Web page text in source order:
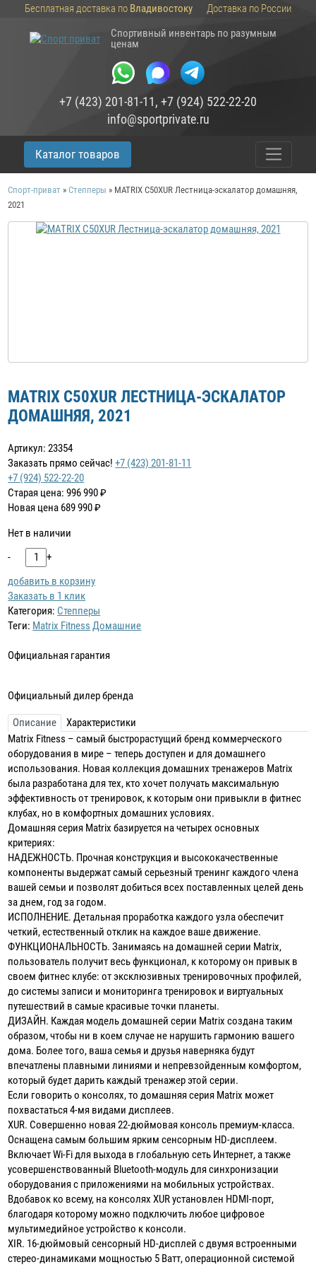
Бесплатная доставка по Владивостоку
Доставка по России
Спортивный инвентарь по разумным
ценам
+7 (423) 201-81-11, +7 (924) 522-22-20
info@sportprivate.ru
Каталог товаров
Спорт-приват »Степперы » MATRIX C50XUR Лестница-эскалатор домашняя,
2021
MATRIX C50XUR ЛЕСТНИЦА-ЭСКАЛАТОР
ДОМАШНЯЯ, 2021
Артикул: 23354
Заказать прямо сейчас! +7 (423) 201-81-11
+7 (924) 522-22-20
Старая цена: 996 990₽
Новая цена 689 990₽
Нет в наличии
-
+
добавить в корзину
Заказать в 1 клик
Категория: Степперы
Теги: Matrix Fitness Домашние
Официальная гарантия
Официальный дилер бренда
Описание
Характеристики
Matrix Fitness – самый быстрорастущий бренд коммерческого
оборудования в мире – теперь доступен и для домашнего
использования. Новая коллекция домашних тренажеров Matrix
была разработана для тех, кто хочет получать максимальную
эффективность от тренировок, к которым они привыкли в фитнес
клубах, но в комфортных домашних условиях.
Домашняя серия Matrix базируется на четырех основных
критериях:
НАДЕЖНОСТЬ. Прочная конструкция и высококачественные
компоненты выдержат самый серьезный тренинг каждого члена
вашей семьи и позволят добиться всех поставленных целей день
за днем, год за годом.
ИСПОЛНЕНИЕ. Детальная проработка каждого узла обеспечит
четкий, естественный отклик на каждое ваше движение.
ФУНКЦИОНАЛЬНОСТЬ. Занимаясь на домашней серии Matrix,
пользователь получит весь функционал, к которому он привык в
своем фитнес клубе: от эксклюзивных тренировочных профилей,
до системы записи и мониторинга тренировок и виртуальных
путешествий в самые красивые точки планеты.
ДИЗАЙН. Каждая модель домашней серии Matrix создана таким
образом, чтобы ни в коем случае не нарушить гармонию вашего
дома. Более того, ваша семья и друзья наверняка будут
впечатлены плавными линиями и непревзойденным комфортом,
который будет дарить каждый тренажер этой серии.
Если говорить о консолях, то домашняя серия Matrix может
похвастаться 4-мя видами дисплеев.
XUR. Совершенно новая 22-дюймовая консоль премиум-класса.
Оснащена самым большим ярким сенсорным HD-дисплеем.
Включает Wi-Fi для выхода в глобальную сеть Интернет, а также
усовершенствованный Bluetooth-модуль для синхронизации
оборудования с приложениями на мобильных устройствах.
Вдобавок ко всему, на консолях XUR установлен HDMI-порт,
благодаря которому можно подключить любое цифровое
мультимедийное устройство к консоли.
XIR. 16-дюймовый сенсорный HD-дисплей с двумя встроенными
стерео-динамиками мощностью 5 Ватт, операционной системой